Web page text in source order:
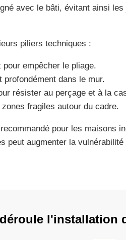
avec le bâti, évitant ainsi les
piliers techniques :
pour empêcher le pliage.
profondément dans le mur.
résister au perçage et à la
fragiles autour du cadre.
pour les maisons
peut augmenter la vulnérabilité
l'installation